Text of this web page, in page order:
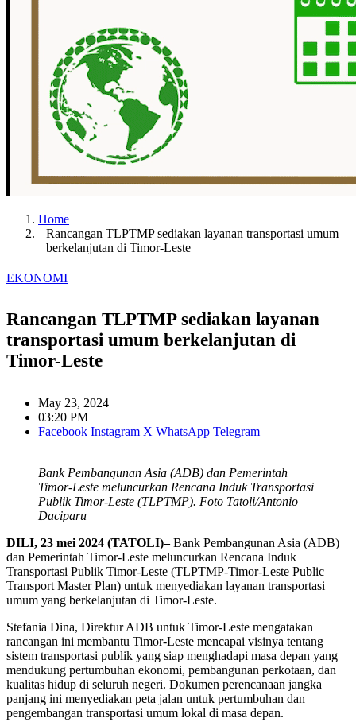
Home
Rancangan TLPTMP sediakan layanan transportasi umum
berkelanjutan di Timor-Leste
EKONOMI
Rancangan TLPTMP sediakan layanan
transportasi umum berkelanjutan di
Timor-Leste
May 23, 2024
03:20 PM
Facebook Instagram X WhatsApp Telegram
Bank Pembangunan Asia (ADB) dan Pemerintah
Timor-Leste meluncurkan Rencana Induk Transportasi
Publik Timor-Leste (TLPTMP). Foto Tatoli/Antonio
Daciparu
DILI, 23 mei 2024 (TATOLI)–Bank Pembangunan Asia (ADB)
dan Pemerintah Timor-Leste meluncurkan Rencana Induk
Transportasi Publik Timor-Leste (TLPTMP-Timor-Leste Public
Transport Master Plan) untuk menyediakan layanan transportasi
umum yang berkelanjutan di Timor-Leste.
Stefania Dina, Direktur ADB untuk Timor-Leste mengatakan
rancangan ini membantu Timor-Leste mencapai visinya tentang
sistem transportasi publik yang siap menghadapi masa depan yang
mendukung pertumbuhan ekonomi, pembangunan perkotaan, dan
kualitas hidup di seluruh negeri. Dokumen perencanaan jangka
panjang ini menyediakan peta jalan untuk pertumbuhan dan
pengembangan transportasi umum lokal di masa depan.